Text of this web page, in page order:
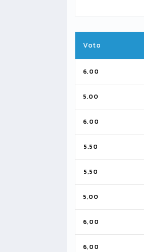
Voto
6,00
5,00
6,00
5,50
5,50
5,00
6,00
6,00